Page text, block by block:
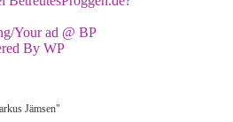
Your ad @ BP
By WP
Jämsen"